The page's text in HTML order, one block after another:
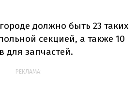
должно быть 23 таких
секцией, а также 10
для запчастей.
РЕКЛАМА: